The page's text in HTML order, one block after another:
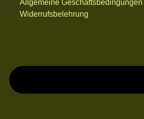
Allgemeine Geschäftsbedingungen
Widerrufsbelehrung